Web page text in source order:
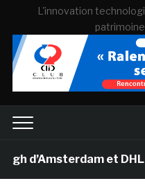
L'innovation
d’Amsterdam et DHL